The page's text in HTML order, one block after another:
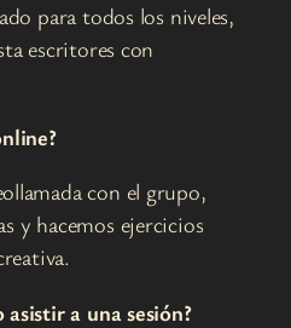
para todos los niveles,
escritores con
con el grupo,
y hacemos ejercicios
a una sesión?